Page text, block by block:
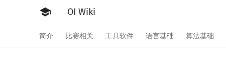
OI Wiki
简介 比赛相关 工具软件 语言基础 算法基础